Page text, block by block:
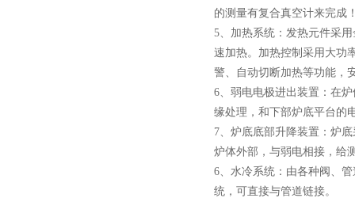
的测量有复合真空计来完成
5、加热系统：发热元件采
速加热。加热控制采用大功
警、自动切断加热等功能，
6、弱电电极进出装置：在
缘处理，和下部炉底平台的
7、炉底底部升降装置：炉
炉体外部，与弱电相接，给
6、水冷系统：由各种阀、
统，可直接与管道链接。